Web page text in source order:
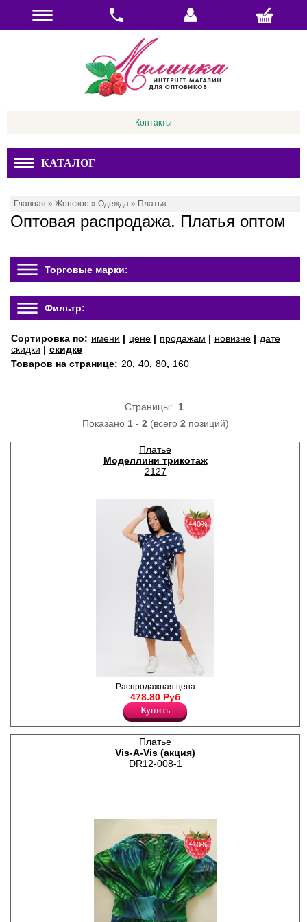
Контакты
КАТАЛОГ
Главная » Женское » Одежда » Платья
Оптовая распродажа. Платья оптом
Торговые марки:
Фильтр:
Сортировка по: имени | цене | продажам | новизне | дате
скидки | скидке
Товаров на странице: 20, 40, 80, 160
Страницы: 1
Показано 1- 2 (всего 2 позиций)
Платье
Моделлини трикотаж
2127
Платье женское с
оригинальным рисунком, из
трикотажного полотна
длиной макси, прямое,
свободного кроя, с
короткими рукавами, U-
образным вырезом
горловины, боковыми
наклонными карманами,
современный комфорт,
свобода и самовыражение.
Хлопок 100%
−40%
Распродажная цена
478.80 Руб
Купить
Платье
Vis-A-Vis (акция)
DR12-008-1
−10%